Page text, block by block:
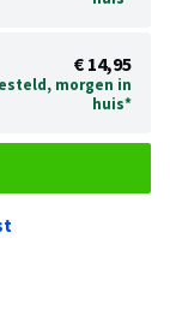
€ 14,95
morgen in
huis*